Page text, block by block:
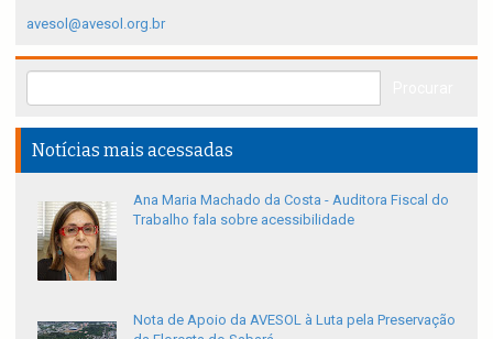
avesol@avesol.org.br
Notícias mais acessadas
Ana Maria Machado da Costa - Auditora Fiscal do
Trabalho fala sobre acessibilidade
Nota de Apoio da AVESOL à Luta pela Preservação